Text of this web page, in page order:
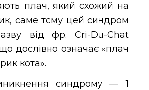
плач, який схожий на
саме тому цей синдром
від фр. Cri-Du-Chat
дослівно означає «плач
кота».
синдрому — 1